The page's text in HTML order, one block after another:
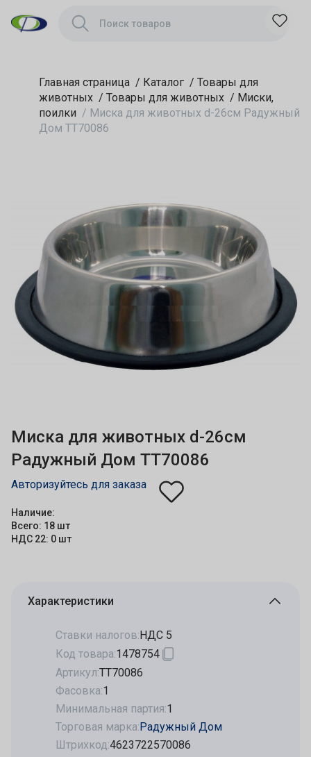
Главная страница / Каталог / Товары для
животных / Товары для животных / Миски,
поилки / Миска для животных d-26см Радужный
Дом ТТ70086
Миска для животных d-26см
Радужный Дом ТТ70086
Авторизуйтесь для заказа
Наличие:
Всего: 18 шт
НДС 22: 0 шт
Характеристики
Ставки налогов:НДС 5
Код товара:1478754
Артикул:ТТ70086
Фасовка:1
Минимальная партия:1
Торговая марка:Радужный Дом
Штрихкод:4623722570086